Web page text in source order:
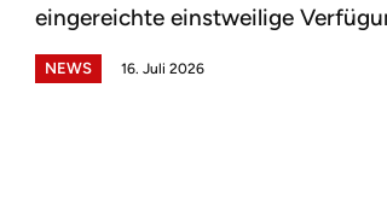
eingereichte einstweilige
NEWS 16. Juli 2026